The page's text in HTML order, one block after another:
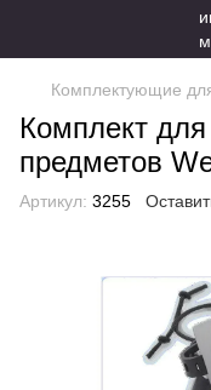
Комплектующие
Комплект
предметов
Артикул: 3255